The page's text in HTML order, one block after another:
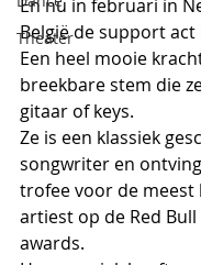
Theater
En nu in februari in
België de support
Een heel mooie
breekbare stem die
gitaar of keys.
Ze is een klassiek
songwriter en
trofee voor de meest
artiest op de Red
awards.